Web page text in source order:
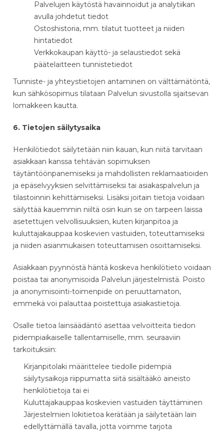
Palvelujen käytöstä havainnoidut ja analytiikan
avulla johdetut tiedot
Ostoshistoria, mm. tilatut tuotteet ja niiden
hintatiedot
Verkkokaupan käyttö- ja selaustiedot sekä
päätelaitteen tunnistetiedot
Tunniste- ja yhteystietojen antaminen on välttämätöntä,
kun sähkösopimus tilataan Palvelun sivustolla sijaitsevan
lomakkeen kautta.
6. Tietojen säilytysaika
Henkilötiedot säilytetään niin kauan, kun niitä tarvitaan
asiakkaan kanssa tehtävän sopimuksen
täytäntöönpanemiseksi ja mahdollisten reklamaatioiden
ja epäselvyyksien selvittämiseksi tai asiakaspalvelun ja
tilastoinnin kehittämiseksi. Lisäksi joitain tietoja voidaan
säilyttää kauemmin niiltä osin kuin se on tarpeen laissa
asetettujen velvollisuuksien, kuten kirjanpitoa ja
kuluttajakauppaa koskevien vastuiden, toteuttamiseksi
ja niiden asianmukaisen toteuttamisen osoittamiseksi.
Asiakkaan pyynnöstä häntä koskeva henkilötieto voidaan
poistaa tai anonymisoida Palvelun järjestelmistä. Poisto
ja anonymisointi-toimenpide on peruuttamaton,
emmekä voi palauttaa poistettuja asiakastietoja.
Osalle tietoa lainsäädäntö asettaa velvoitteita tiedon
pidempiaikaiselle tallentamiselle, mm. seuraaviin
tarkoituksiin:
Kirjanpitolaki määrittelee tiedolle pidempiä
säilytysaikoja riippumatta siitä sisältääkö aineisto
henkilötietoja tai ei
Kuluttajakauppaa koskevien vastuiden täyttäminen
Järjestelmien lokitietoa kerätään ja säilytetään lain
edellyttämällä tavalla, jotta voimme tarjota